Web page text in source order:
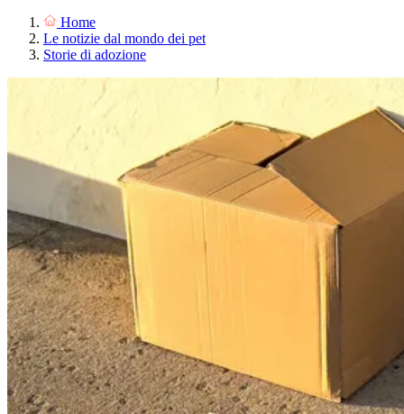
Home
Le notizie dal mondo dei pet
Storie di adozione